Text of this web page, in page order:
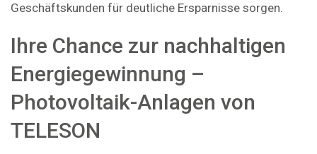
Geschäftskunden für deutliche Ersparnisse sorgen.
Ihre Chance zur nachhaltigen
Energiegewinnung –
Photovoltaik-Anlagen von
TELESON